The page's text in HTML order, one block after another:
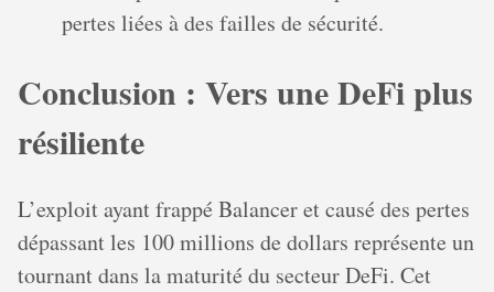
pertes liées à des failles de sécurité.
Conclusion : Vers une DeFi plus
résiliente
L’exploit ayant frappé Balancer et causé des pertes
dépassant les 100 millions de dollars représente un
tournant dans la maturité du secteur DeFi. Cet